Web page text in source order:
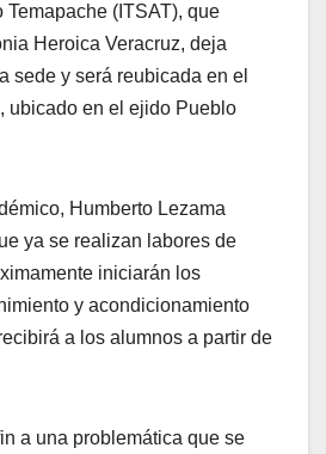
Temapache (ITSAT), que
Heroica Veracruz, deja
sede y será reubicada en el
ubicado en el ejido Pueblo
Humberto Lezama
ya se realizan labores de
iniciarán los
y acondicionamiento
a los alumnos a partir de
a una problemática que se